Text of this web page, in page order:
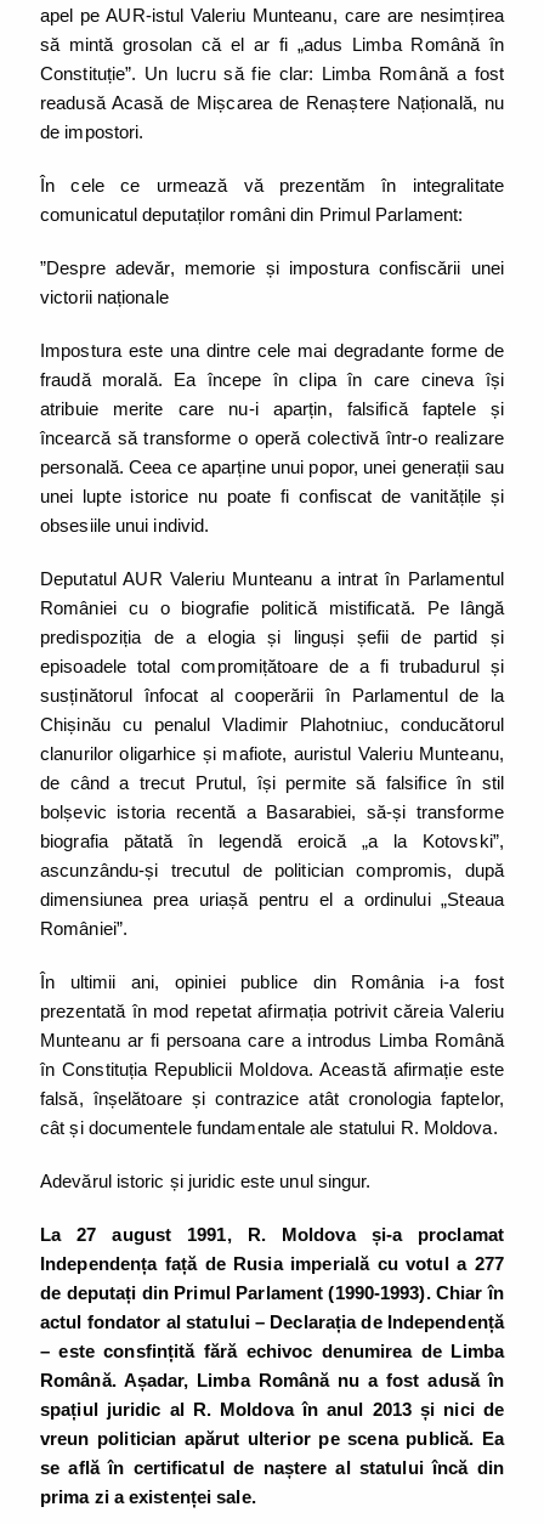
apel pe AUR-istul Valeriu Munteanu, care are nesimțirea
să mintă grosolan că el ar fi „adus Limba Română în
Constituție”. Un lucru să fie clar: Limba Română a fost
readusă Acasă de Mișcarea de Renaștere Națională, nu
de impostori.
În cele ce urmează vă prezentăm în integralitate
comunicatul deputaților români din Primul Parlament:
”Despre adevăr, memorie și impostura confiscării unei
victorii naționale
Impostura este una dintre cele mai degradante forme de
fraudă morală. Ea începe în clipa în care cineva își
atribuie merite care nu-i aparțin, falsifică faptele și
încearcă să transforme o operă colectivă într-o realizare
personală. Ceea ce aparține unui popor, unei generații sau
unei lupte istorice nu poate fi confiscat de vanitățile și
obsesiile unui individ.
Deputatul AUR Valeriu Munteanu a intrat în Parlamentul
României cu o biografie politică mistificată. Pe lângă
predispoziția de a elogia și linguși șefii de partid și
episoadele total compromițătoare de a fi trubadurul și
susținătorul înfocat al cooperării în Parlamentul de la
Chișinău cu penalul Vladimir Plahotniuc, conducătorul
clanurilor oligarhice și mafiote, auristul Valeriu Munteanu,
de când a trecut Prutul, își permite să falsifice în stil
bolșevic istoria recentă a Basarabiei, să-și transforme
biografia pătată în legendă eroică „a la Kotovski”,
ascunzându-și trecutul de politician compromis, după
dimensiunea prea uriașă pentru el a ordinului „Steaua
României”.
În ultimii ani, opiniei publice din România i-a fost
prezentată în mod repetat afirmația potrivit căreia Valeriu
Munteanu ar fi persoana care a introdus Limba Română
în Constituția Republicii Moldova. Această afirmație este
falsă, înșelătoare și contrazice atât cronologia faptelor,
cât și documentele fundamentale ale statului R. Moldova.
Adevărul istoric și juridic este unul singur.
La 27 august 1991, R. Moldova și-a proclamat
Independența față de Rusia imperială cu votul a 277
de deputați din Primul Parlament (1990-1993). Chiar în
actul fondator al statului – Declarația de Independență
– este consfințită fără echivoc denumirea de Limba
Română. Așadar, Limba Română nu a fost adusă în
spațiul juridic al R. Moldova în anul 2013 și nici de
vreun politician apărut ulterior pe scena publică. Ea
se află în certificatul de naștere al statului încă din
prima zi a existenței sale.